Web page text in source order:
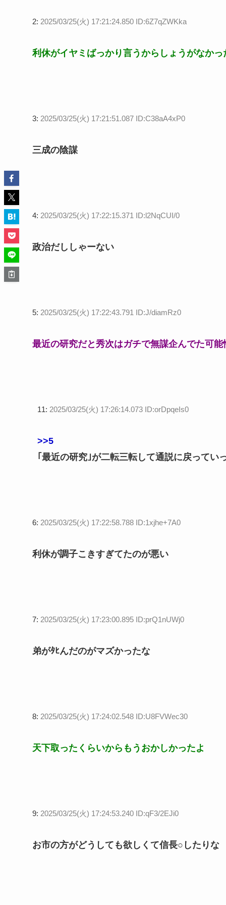
2: 2025/03/25(火) 17:21:24.850 ID:6Z7qZWKka
利休がイヤミばっかり言うからしょうがなかっ
3: 2025/03/25(火) 17:21:51.087 ID:C38aA4xP0
三成の陰謀
4: 2025/03/25(火) 17:22:15.371 ID:l2NqCUI/0
政治だししゃーない
5: 2025/03/25(火) 17:22:43.791 ID:J/diamRz0
最近の研究だと秀次はガチで無謀企んでた可
11: 2025/03/25(火) 17:26:14.073 ID:orDpqeIs0
>>5
｢最近の研究｣が二転三転して通説に戻ってい
6: 2025/03/25(火) 17:22:58.788 ID:1xjhe+7A0
利休が調子こきすぎてたのが悪い
7: 2025/03/25(火) 17:23:00.895 ID:prQ1nUWj0
弟がﾀﾋんだのがマズかったな
8: 2025/03/25(火) 17:24:02.548 ID:U8FVWec30
天下取ったくらいからもうおかしかったよ
9: 2025/03/25(火) 17:24:53.240 ID:qF3/2EJi0
お市の方がどうしても欲しくて信長○したりな